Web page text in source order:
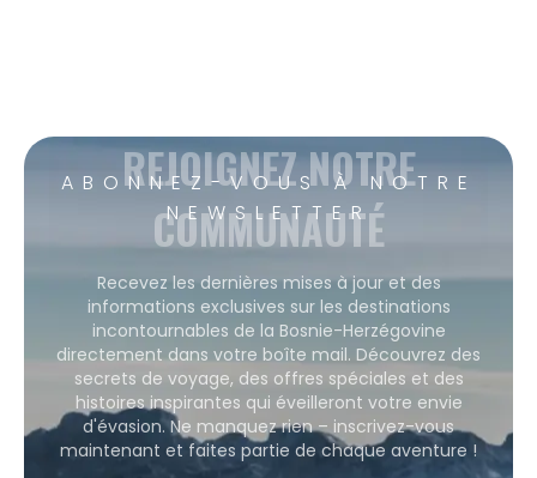
ABONNEZ-VOUS À NOTRE
NEWSLETTER
REJOIGNEZ NOTRE
COMMUNAUTÉ
Recevez les dernières mises à jour et des
informations exclusives sur les destinations
incontournables de la Bosnie-Herzégovine
directement dans votre boîte mail. Découvrez des
secrets de voyage, des offres spéciales et des
histoires inspirantes qui éveilleront votre envie
d'évasion. Ne manquez rien – inscrivez-vous
maintenant et faites partie de chaque aventure !